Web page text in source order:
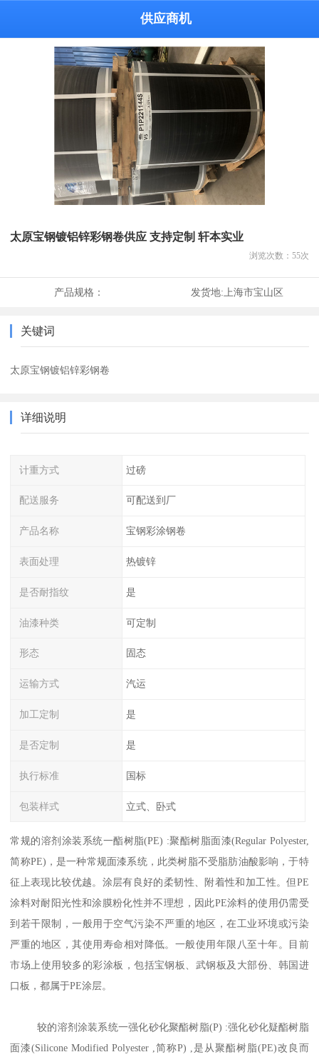
供应商机
太原宝钢镀铝锌彩钢卷供应 支持定制 轩本实业
浏览次数： 55次
产品规格： 发货地:上海市宝山区
关键词
太原宝钢镀铝锌彩钢卷
详细说明
计重方式 过磅
配送服务 可配送到厂
产品名称 宝钢彩涂钢卷
表面处理 热镀锌
是否耐指纹 是
油漆种类 可定制
形态 固态
运输方式 汽运
加工定制 是
是否定制 是
执行标准 国标
包装样式 立式、卧式
常规的溶剂涂装系统一酯树脂(PE) :聚酯树脂面漆(Regular Polyester,
简称PE)，是一种常规面漆系统，此类树脂不受脂肪油酸影响，于特
征上表现比较优越。涂层有良好的柔韧性、附着性和加工性。但PE
涂料对耐阳光性和涂膜粉化性并不理想，因此PE涂料的使用仍需受
到若干限制，一般用于空气污染不严重的地区，在工业环境或污染
严重的地区，其使用寿命相对降低。一般使用年限八至十年。目前
市场上使用较多的彩涂板，包括宝钢板、武钢板及大部份、韩国进
口板，都属于PE涂层。
较的溶剂涂装系统一强化砂化聚酯树脂(P) :强化砂化疑酯树脂
面漆(Silicone Modified Polyester ,简称P) ,是从聚酯树脂(PE)改良而